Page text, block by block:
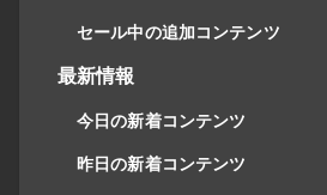
セール中の追加コンテンツ
最新情報
今日の新着コンテンツ
昨日の新着コンテンツ